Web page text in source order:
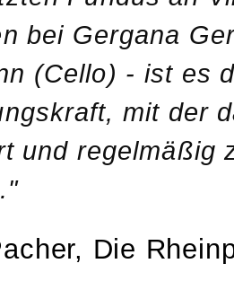
bei Gergana
(Cello) - ist es
mit der
und regelmäßig
Die